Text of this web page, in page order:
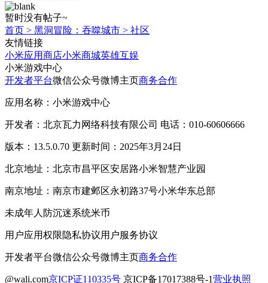
暂时没有帖子~
首页 > 黑洞冒险：吞噬城市 > 社区
友情链接
小米应用商店小米商城英雄互娱
小米游戏中心
开发者平台微信公众号微博主页商务合作
应用名称：小米游戏中心
开发者：北京瓦力网络科技有限公司 电话：010-60606666
版本：13.5.0.70 更新时间：2025年3月24日
北京地址：北京市昌平区安居路小米智慧产业园
南京地址：南京市建邺区永初路37号小米华东总部
未成年人防沉迷系统米币
用户应用权限隐私协议用户服务协议
开发者平台微信公众号微博主页商务合作
@wali.com京ICP证110335号 京ICP备17017388号-1营业执照